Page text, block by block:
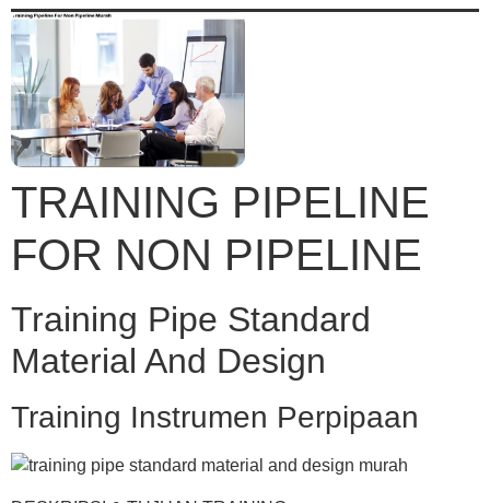
TRAINING PIPELINE
FOR NON PIPELINE
Training Pipe Standard
Material And Design
Training Instrumen Perpipaan